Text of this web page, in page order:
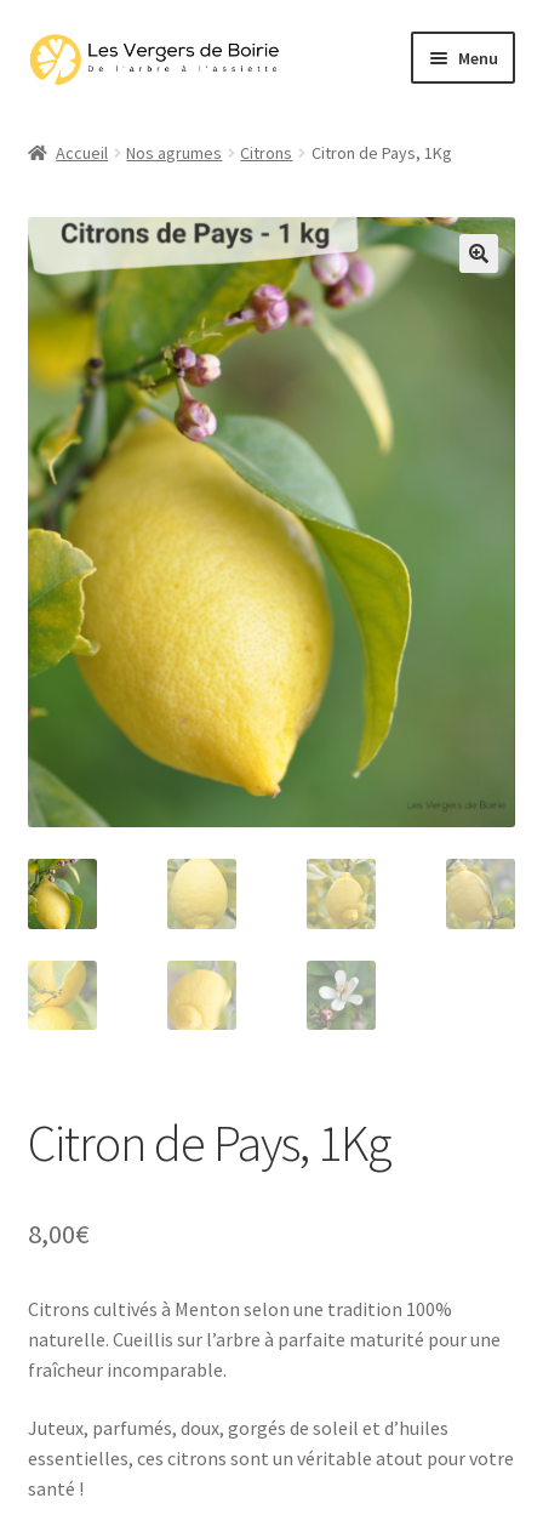
Aller
à
Aller
au
Menu
menu
enfant
Accueil Nos agrumes Citrons Citron de Pays, 1Kg
Citron de Pays, 1Kg
8,00€
Citrons cultivés à Menton selon une tradition 100%
naturelle. Cueillis sur l’arbre à parfaite maturité pour une
fraîcheur incomparable.
Juteux, parfumés, doux, gorgés de soleil et d’huiles
essentielles, ces citrons sont un véritable atout pour votre
santé !